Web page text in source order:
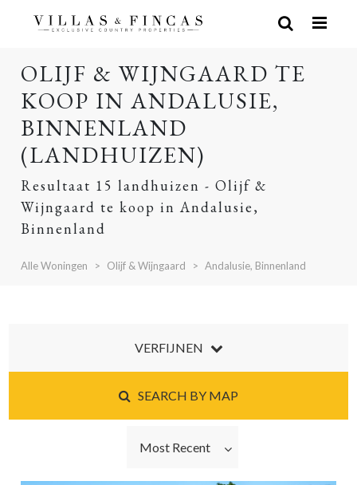
OLIJF & WIJNGAARD TE
KOOP IN ANDALUSIE,
BINNENLAND
(LANDHUIZEN)
Resultaat 15 landhuizen - Olijf &
Wijngaard te koop in Andalusie,
Binnenland
Alle Woningen Olijf & Wijngaard Andalusie, Binnenland
Most Recent
VERFIJNEN
SEARCH BY MAP